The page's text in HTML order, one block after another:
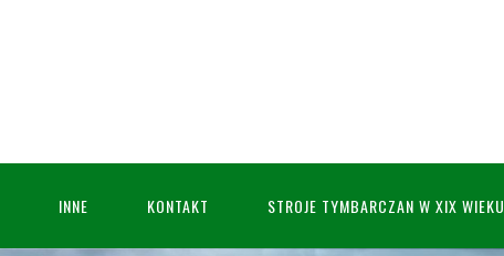
INNE KONTAKT STROJE TYMBARCZAN W XIX WIEKU